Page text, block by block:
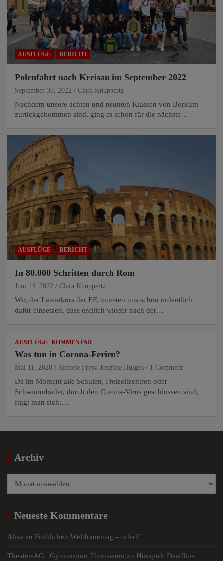
AUSFLÜGE BERICHT
Polenfahrt nach Kreisau im September 2022
September 30, 2022 Clara Knuppertz
Nachdem unsere achten und neunten Klassen von Borkum
zurückgekommen sind, ging es schon für die nächste…
AUSFLÜGE BERICHT
In 80.000 Schritten durch Rom
Juni 14, 2022 Clara Knuppertz
Wir, der Lateinkurs der EF, mussten uns schon ordentlich
dafür einsetzen, dass endlich wieder nach der…
AUSFLÜGE KOMMENTAR
Was tun in Corona-Ferien?
Mai 11, 2020 Simone Freya Josefine Hüsges 1 Comment
Da im Moment alle Schulen, Freizeitzentren oder
Schwimmbäder, durch den Corona-Virus geschlossen sind,
fragt man sich:…
Archiv
Neueste Kommentare
Alisa zu Fröhlichen Weltfrauentag – oder?!
Theater-AG | Gymnasium Thomaeum zu Hörspiel: Deadline